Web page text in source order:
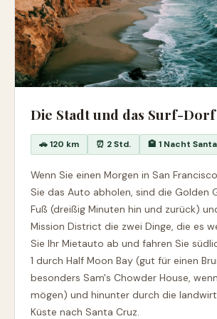
Die Stadt und das Surf-Dorf
🚗 120 km ⏰ 2 Std. 🏨 1 Nacht
Wenn Sie einen Morgen in San
Sie das Auto abholen, sind die Golden
Fuß (dreißig Minuten hin und zurück)
Mission District die zwei Dinge, die es
Sie Ihr Mietauto ab und fahren Sie
1 durch Half Moon Bay (gut für einen
besonders Sam's Chowder House, wenn
mögen) und hinunter durch die
Küste nach Santa Cruz.